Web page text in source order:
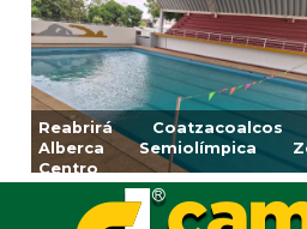
Emprendedores de
exponen en
Bicentenario